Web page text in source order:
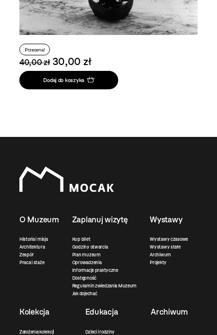
Przecena!
40,00 zł 30,00 zł
Dodaj do koszyka
O Muzeum
Historia i misja
Architektura
Zespół
Praca i staże
Zaplanuj wizytę
Kup bilet
Godziny otwarcia
Plan muzeum
Oprowadzenia
Informacje praktyczne
Dostępność
Regulamin zwiedzania Muzeum
Jak dojechać
Wystawy
Wystawy czasowe
Wystawy stałe
Archiwum
Projekty
Kolekcja
Założenia kolekcji
Edukacja
Dzieci i rodziny
Archiwum